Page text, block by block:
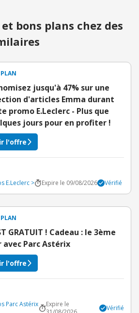
bons plans chez des
jusqu'à 47% sur une
d'articles Emma durant
promo E.Leclerc - Plus que
jours pour en profiter !
l'offre
E.Leclerc >
Expire le 09/08/2026 Vérifié
GRATUIT ! Cadeau : le 3ème
avec Parc Astérix
l'offre
Parc Astérix
Expire le
Vérifié